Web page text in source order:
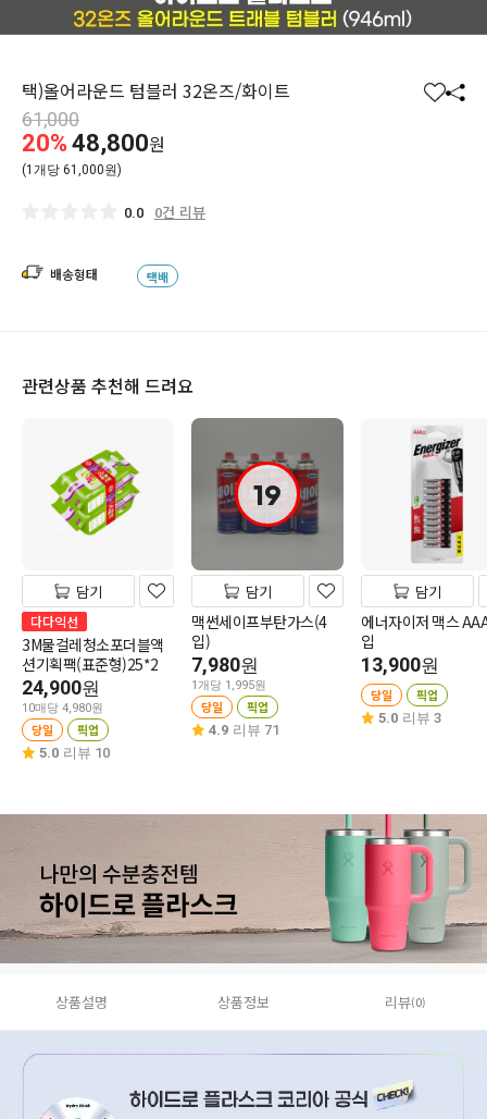
택)올어라운드 텀블러 32온즈/화이트
찜 공
61,000
20% 48,800원
(1개당 61,000원)
0.0 0건 리뷰
배송형태 택배
관련상품 추천해 드려요
담기
다다익선
3M물걸레청소포더블액
션기획팩(표준형)25*2
24,900원
10매당 4,980원
당일 픽업
5.0 리뷰 10
19
담기
맥썬세이프부탄가스(4
입)
7,980원
1개당 1,995원
당일 픽업
4.9 리뷰 71
담기
에너자이저 맥스
입
13,900원
당일 픽업
5.0 리뷰 3
상품설명 상품정보 리뷰(0)